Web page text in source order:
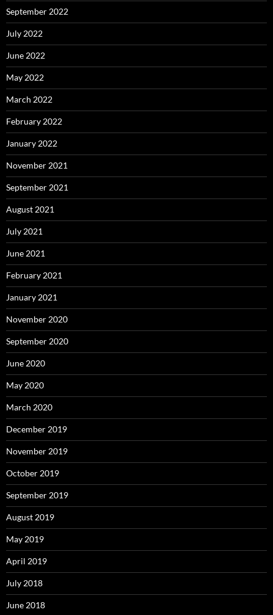
September 2022
July 2022
June 2022
May 2022
March 2022
February 2022
January 2022
November 2021
September 2021
August 2021
July 2021
June 2021
February 2021
January 2021
November 2020
September 2020
June 2020
May 2020
March 2020
December 2019
November 2019
October 2019
September 2019
August 2019
May 2019
April 2019
July 2018
June 2018